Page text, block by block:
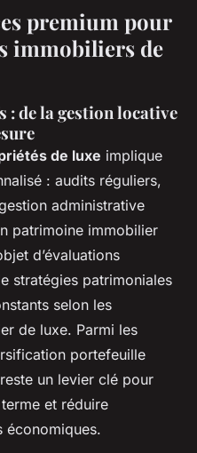
premium pour
immobiliers de
: de la gestion locative
de luxe implique
: audits réguliers,
administrative
patrimoine immobilier
d’évaluations
stratégies patrimoniales
selon les
de luxe. Parmi les
portefeuille
un levier clé pour
et réduire
économiques.